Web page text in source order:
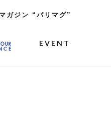
ガジン “パリマグ”
EVENT